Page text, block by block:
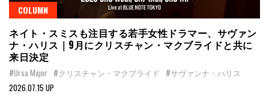
COLUMN
ネイト・スミスも注目する若手女性ドラマー、サヴァン
ナ・ハリス｜9月にクリスチャン・マクブライドと共に
来日決定
#Ursa Major #クリスチャン・マクブライド
#サヴァンナ・ハリス
2026.07.15 UP